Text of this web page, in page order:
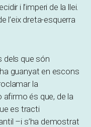
i l’imperi de la llei.
l’eix dreta-esquerra
dels que són
guanyat en escons
la
afirmo és que, de la
es tracti
–i s’ha demostrat